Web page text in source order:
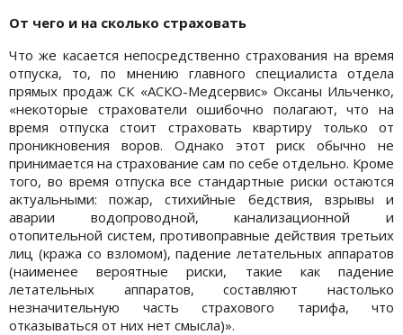
От чего и на сколько страховать
Что же касается непосредственно страхования на время
отпуска, то, по мнению главного специалиста отдела
прямых продаж СК «АСКО-Медсервис» Оксаны Ильченко,
«некоторые страхователи ошибочно полагают, что на
время отпуска стоит страховать квартиру только от
проникновения воров. Однако этот риск обычно не
принимается на страхование сам по себе отдельно. Кроме
того, во время отпуска все стандартные риски остаются
актуальными: пожар, стихийные бедствия, взрывы и
аварии водопроводной, канализационной и
отопительной систем, противоправные действия третьих
лиц (кража со взломом), падение летательных аппаратов
(наименее вероятные риски, такие как падение
летательных аппаратов, составляют настолько
незначительную часть страхового тарифа, что
отказываться от них нет смысла)».